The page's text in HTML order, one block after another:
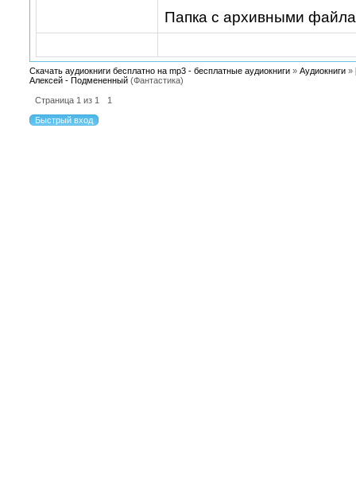
Папка с архивными
Скачать аудиокниги бесплатно на mp3 - бесплатные аудиокниги » Аудиокниги »
Алексей - Подмененный (Фантастика)
Страница 1 из 1 1